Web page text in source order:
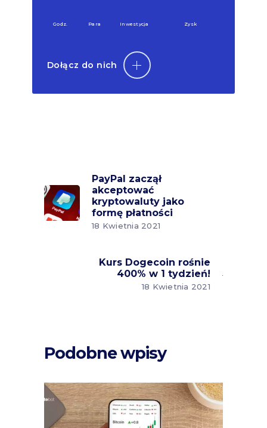
Godz. Para Inwestycja Zysk
Dołącz do nich
PayPal zaczął
akceptować
kryptowaluty jako
formę płatności
18 Kwietnia 2021
Kurs Dogecoin rośnie
400% w 1 tydzień!
18 Kwietnia 2021
Podobne wpisy